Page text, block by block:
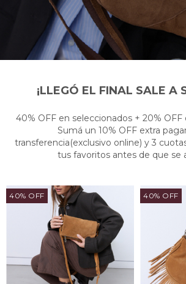
¡LLEGÓ EL FINAL SALE A
40% OFF en seleccionados + 20%
Sumá un 10% OFF extra
transferencia(exclusivo online) y 3 cuotas sin
tus favoritos antes de que se
40% OFF 40% OFF